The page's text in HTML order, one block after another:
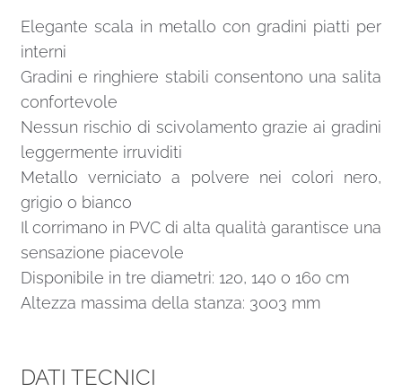
Elegante scala in metallo con gradini piatti per
interni
Gradini e ringhiere stabili consentono una salita
confortevole
Nessun rischio di scivolamento grazie ai gradini
leggermente irruviditi
Metallo verniciato a polvere nei colori nero,
grigio o bianco
Il corrimano in PVC di alta qualità garantisce una
sensazione piacevole
Disponibile in tre diametri: 120, 140 o 160 cm
Altezza massima della stanza: 3003 mm
DATI TECNICI